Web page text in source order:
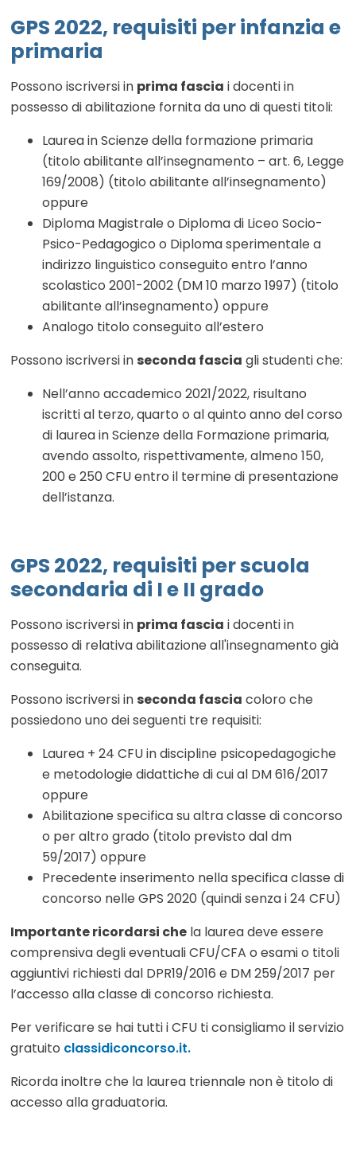
GPS 2022, requisiti per infanzia e
primaria
Possono iscriversi in prima fascia i docenti in
possesso di abilitazione fornita da uno di questi titoli:
Laurea in Scienze della formazione primaria
(titolo abilitante all’insegnamento – art. 6, Legge
169/2008) (titolo abilitante all’insegnamento)
oppure
Diploma Magistrale o Diploma di Liceo Socio-
Psico-Pedagogico o Diploma sperimentale a
indirizzo linguistico conseguito entro l’anno
scolastico 2001-2002 (DM 10 marzo 1997) (titolo
abilitante all’insegnamento) oppure
Analogo titolo conseguito all’estero
Possono iscriversi in seconda fascia gli studenti che:
Nell’anno accademico 2021/2022, risultano
iscritti al terzo, quarto o al quinto anno del corso
di laurea in Scienze della Formazione primaria,
avendo assolto, rispettivamente, almeno 150,
200 e 250 CFU entro il termine di presentazione
dell’istanza.
GPS 2022, requisiti per scuola
secondaria di I e II grado
Possono iscriversi in prima fascia i docenti in
possesso di relativa abilitazione all'insegnamento già
conseguita.
Possono iscriversi in seconda fascia coloro che
possiedono uno dei seguenti tre requisiti:
Laurea + 24 CFU in discipline psicopedagogiche
e metodologie didattiche di cui al DM 616/2017
oppure
Abilitazione specifica su altra classe di concorso
o per altro grado (titolo previsto dal dm
59/2017) oppure
Precedente inserimento nella specifica classe di
concorso nelle GPS 2020 (quindi senza i 24 CFU)
Importante ricordarsi che la laurea deve essere
comprensiva degli eventuali CFU/CFA o esami o titoli
aggiuntivi richiesti dal DPR19/2016 e DM 259/2017 per
l’accesso alla classe di concorso richiesta.
Per verificare se hai tutti i CFU ti consigliamo il servizio
gratuito classidiconcorso.it.
Ricorda inoltre che la laurea triennale non è titolo di
accesso alla graduatoria.